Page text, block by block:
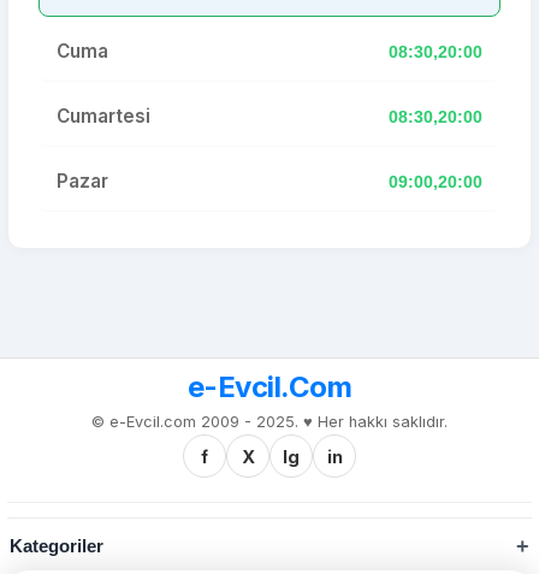
Cuma 08:30,20:00
Cumartesi 08:30,20:00
Pazar 09:00,20:00
e-Evcil.Com
© e-Evcil.com 2009 - 2025. ♥️ Her hakkı saklıdır.
f X Ig in
Kategoriler